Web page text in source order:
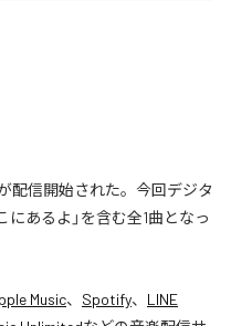
配信開始された。今回デジタ
あるよ」を含む全1曲となっ
Music、 Spotify、 LINE